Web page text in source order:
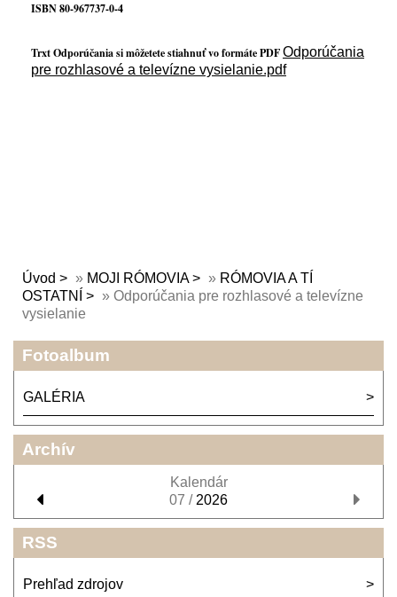
ISBN 80-967737-0-4
Trxt Odporúčania si môžetete stiahnuť vo formáte PDFOdporúčania
pre rozhlasové a televízne vysielanie.pdf
Úvod » MOJI RÓMOVIA » RÓMOVIA A TÍ
OSTATNÍ
» Odporúčania pre rozhlasové a televízne
vysielanie
Fotoalbum
GALÉRIA
Archív
Kalendár
07 / 2026
RSS
Prehľad zdrojov